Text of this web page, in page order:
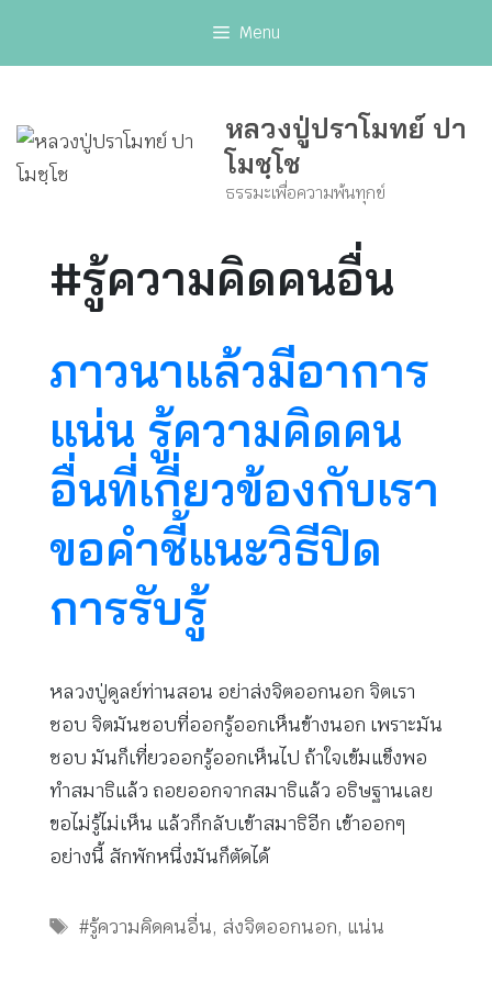
Menu
หลวงปู่ปราโมทย์ ปา
โมชฺโช
ธรรมะเพื่อความพ้นทุกข์
#รู้ความคิดคนอื่น
ภาวนาแล้วมีอาการ
แน่น รู้ความคิดคน
อื่นที่เกี่ยวข้องกับเรา
ขอคำชี้แนะวิธีปิด
การรับรู้
หลวงปู่ดูลย์ท่านสอน อย่าส่งจิตออกนอก จิตเรา
ชอบ จิตมันชอบที่ออกรู้ออกเห็นข้างนอก เพราะมัน
ชอบ มันก็เที่ยวออกรู้ออกเห็นไป ถ้าใจเข้มแข็งพอ
ทำสมาธิแล้ว ถอยออกจากสมาธิแล้ว อธิษฐานเลย
ขอไม่รู้ไม่เห็น แล้วก็กลับเข้าสมาธิอีก เข้าออกๆ
อย่างนี้ สักพักหนึ่งมันก็ตัดได้
Tags
#รู้ความคิดคนอื่น, ส่งจิตออกนอก, แน่น